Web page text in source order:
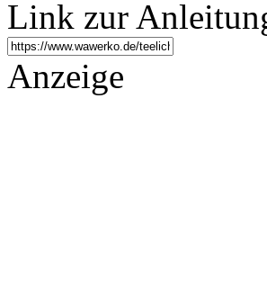
Link zur
Anzeige